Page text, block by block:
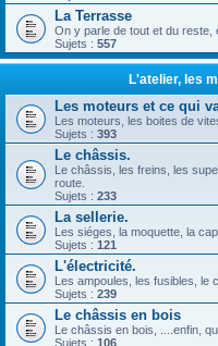
La Terrasse
On y parle de tout et du reste,
Sujets : 557
L'atelier, les
Les moteurs et ce qui
Les moteurs, les boites de
Sujets : 393
Le châssis.
Le châssis, les freins, les
route.
Sujets : 233
La sellerie.
Les siéges, la moquette, la
Sujets : 121
L'électricité.
Les ampoules, les fusibles, le
Sujets : 239
Le châssis en bois
Le châssis en bois, ....enfin,
Sujets : 106